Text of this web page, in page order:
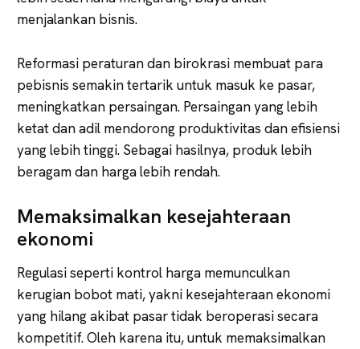
menjalankan bisnis.
Reformasi peraturan dan birokrasi membuat para
pebisnis semakin tertarik untuk masuk ke pasar,
meningkatkan persaingan. Persaingan yang lebih
ketat dan adil mendorong produktivitas dan efisiensi
yang lebih tinggi. Sebagai hasilnya, produk lebih
beragam dan harga lebih rendah.
Memaksimalkan kesejahteraan
ekonomi
Regulasi seperti kontrol harga memunculkan
kerugian bobot mati, yakni kesejahteraan ekonomi
yang hilang akibat pasar tidak beroperasi secara
kompetitif. Oleh karena itu, untuk memaksimalkan